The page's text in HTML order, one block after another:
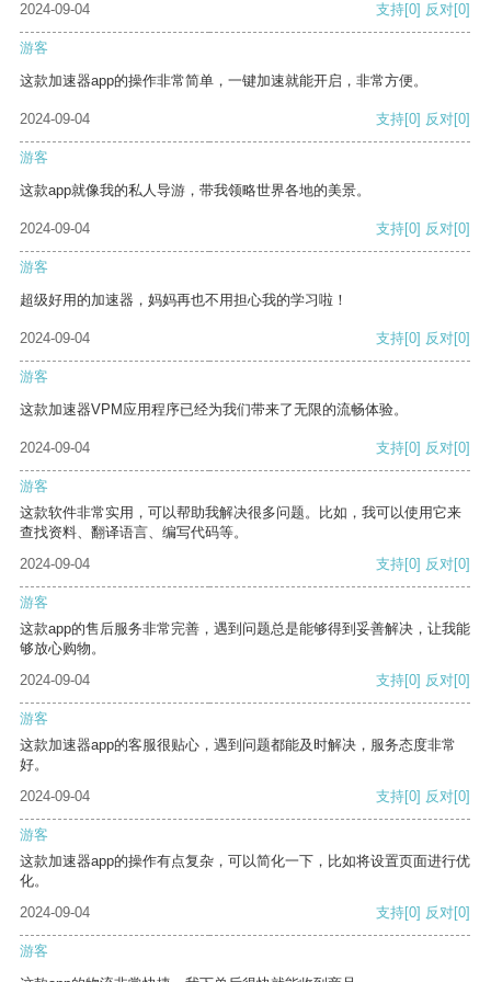
2024-09-04 支持[0] 反对[0]
游客
这款加速器app的操作非常简单，一键加速就能开启，非常方便。
2024-09-04 支持[0] 反对[0]
游客
这款app就像我的私人导游，带我领略世界各地的美景。
2024-09-04 支持[0] 反对[0]
游客
超级好用的加速器，妈妈再也不用担心我的学习啦！
2024-09-04 支持[0] 反对[0]
游客
这款加速器VPM应用程序已经为我们带来了无限的流畅体验。
2024-09-04 支持[0] 反对[0]
游客
这款软件非常实用，可以帮助我解决很多问题。比如，我可以使用它来
查找资料、翻译语言、编写代码等。
2024-09-04
支持[0] 反对[0]
游客
这款app的售后服务非常完善，遇到问题总是能够得到妥善解决，让我能
够放心购物。
2024-09-04
支持[0] 反对[0]
游客
这款加速器app的客服很贴心，遇到问题都能及时解决，服务态度非常
好。
2024-09-04
支持[0] 反对[0]
游客
这款加速器app的操作有点复杂，可以简化一下，比如将设置页面进行优
化。
2024-09-04
支持[0] 反对[0]
游客